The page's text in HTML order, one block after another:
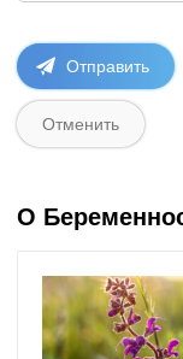
О